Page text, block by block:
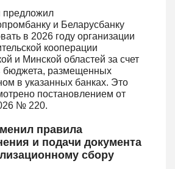
и Беларусбанку
в 2026 году организации
кооперации
и Минской областей за счет
бюджета, размещенных
в указанных банках. Это
постановлением от
№ 220.
правила
и подачи документа
сбору